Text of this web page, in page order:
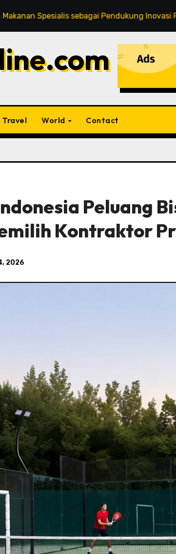
sebagai Pendukung Inovasi Produk
Travel World Contact
Peluang
Kontraktor
2026